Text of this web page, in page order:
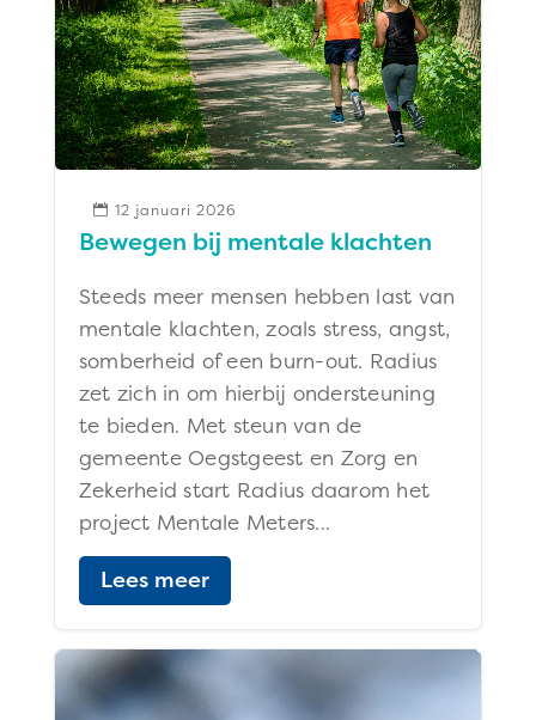
Bewegen bij mentale klachten
Steeds meer mensen hebben last van
mentale klachten, zoals stress, angst,
somberheid of een burn-out. Radius
zet zich in om hierbij ondersteuning
te bieden. Met steun van de
gemeente Oegstgeest en Zorg en
Zekerheid start Radius daarom het
project Mentale Meters...
Lees meer
 12 januari 2026